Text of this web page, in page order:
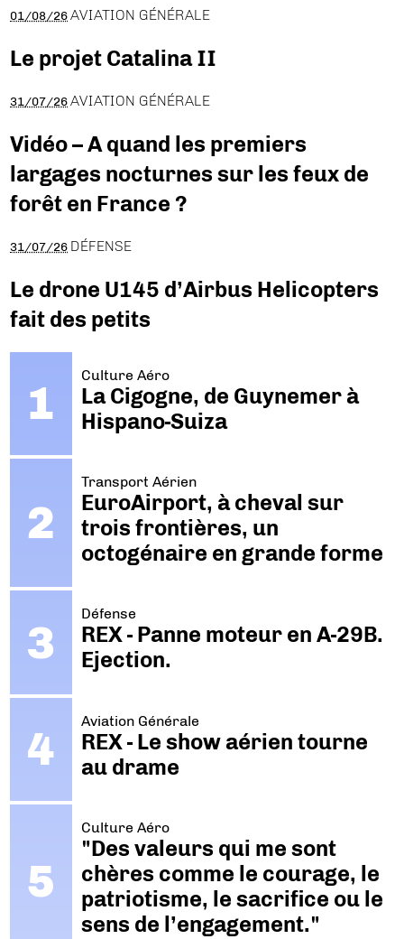
01/08/26 AVIATION GÉNÉRALE
Le projet Catalina II
31/07/26 AVIATION GÉNÉRALE
Vidéo – A quand les premiers
largages nocturnes sur les feux de
forêt en France ?
31/07/26 DÉFENSE
Le drone U145 d’Airbus Helicopters
fait des petits
Culture Aéro
La Cigogne, de Guynemer à
Hispano-Suiza
Transport Aérien
EuroAirport, à cheval sur
trois frontières, un
octogénaire en grande forme
Défense
REX - Panne moteur en A-29B.
Ejection.
Aviation Générale
REX - Le show aérien tourne
au drame
Culture Aéro
"Des valeurs qui me sont
chères comme le courage, le
patriotisme, le sacrifice ou le
sens de l’engagement."